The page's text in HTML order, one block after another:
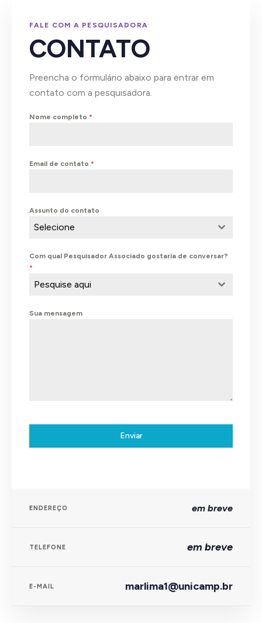
FALE COM A PESQUISADORA
CONTATO
Preencha o formulário abaixo para entrar em
contato com a pesquisadora.
Nome completo *
Email de contato *
Assunto do contato
Selecione
Com qual Pesquisador Associado gostaria de conversar?
*
Pesquise aqui
Sua mensagem
Enviar
ENDEREÇO em breve
TELEFONE em breve
E-MAIL marlima1@unicamp.br